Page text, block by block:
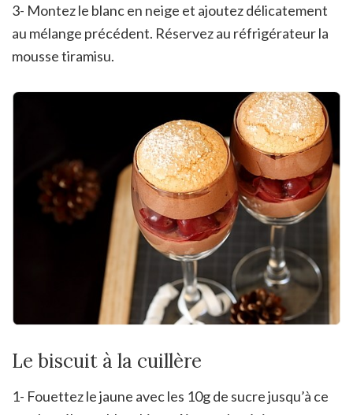
3- Montez le blanc en neige et ajoutez délicatement
au mélange précédent. Réservez au réfrigérateur la
mousse tiramisu.
Le biscuit à la cuillère
1- Fouettez le jaune avec les 10g de sucre jusqu’à ce